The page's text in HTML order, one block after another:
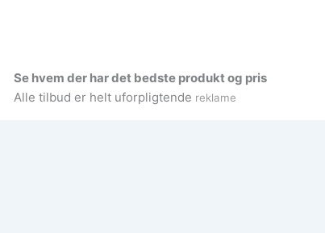
Se hvem der har det bedste produkt og pris
Alle tilbud er helt uforpligtende reklame